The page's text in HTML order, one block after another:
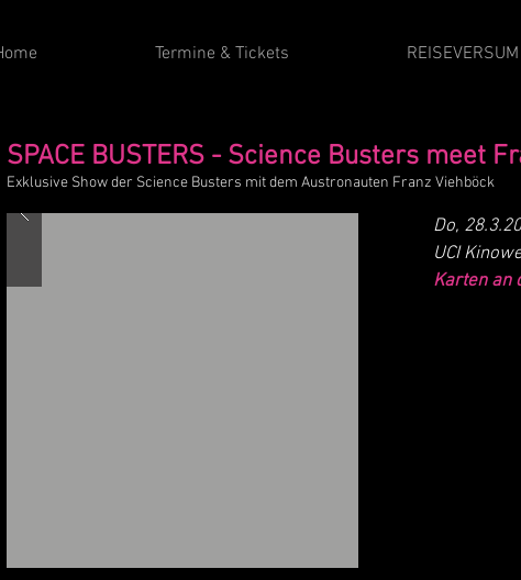
Termine & Tickets REISEVERSUM
SPACE BUSTERS - Science Busters meet
Exklusive Show der Science Busters mit dem Austronauten Franz Viehböck
Do,
UCI
Karten an